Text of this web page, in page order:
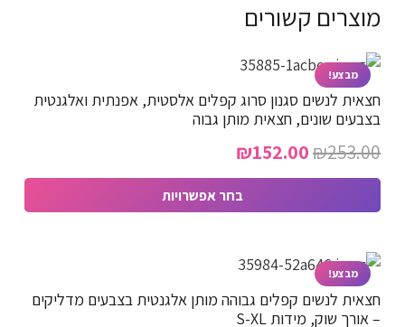
מוצרים קשורים
מבצע!
חצאית לנשים סגנון סרוג קפלים אלסטית, אפנתית ואלגנטית
בצבעים שונים, חצאית מותן גבוה
₪253.00
המחיר
המקורי
₪152.00
הנוכחי
הוא:
בחר אפשרויות
זה
יש
מספר
מבצע!
חצאית לנשים קפלים גבוהה מותן אלגנטית בצבעים מדליקים
– אורך שוק, מידות S-XL